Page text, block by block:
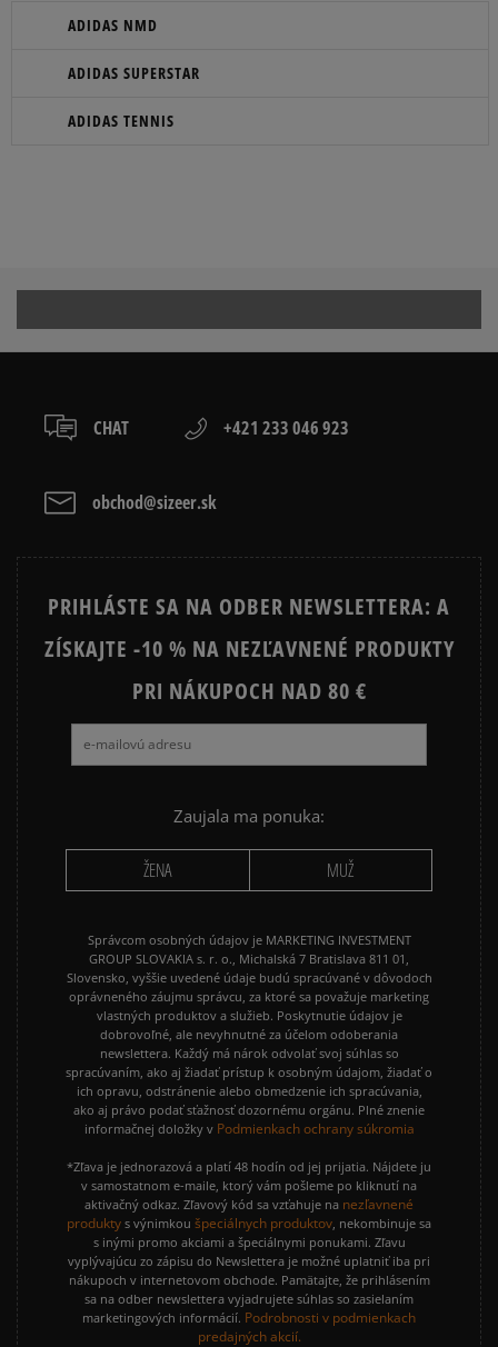
ADIDAS NMD
ADIDAS SUPERSTAR
ADIDAS TENNIS
CHAT +421 233 046 923
obchod@sizeer.sk
PRIHLÁSTE SA NA ODBER NEWSLETTERA: A
ZÍSKAJTE -10 % NA NEZĽAVNENÉ PRODUKTY
PRI NÁKUPOCH NAD 80 €
Zaujala ma ponuka:
ŽENA MUŽ
Správcom osobných údajov je MARKETING INVESTMENT
GROUP SLOVAKIA s. r. o., Michalská 7 Bratislava 811 01,
Slovensko, vyššie uvedené údaje budú spracúvané v dôvodoch
oprávneného záujmu správcu, za ktoré sa považuje marketing
vlastných produktov a služieb. Poskytnutie údajov je
dobrovoľné, ale nevyhnutné za účelom odoberania
newslettera. Každý má nárok odvolať svoj súhlas so
spracúvaním, ako aj žiadať prístup k osobným údajom, žiadať o
ich opravu, odstránenie alebo obmedzenie ich spracúvania,
ako aj právo podať sťažnosť dozornému orgánu. Plné znenie
informačnej doložky v Podmienkach ochrany súkromia
*Zľava je jednorazová a platí 48 hodín od jej prijatia. Nájdete ju
v samostatnom e-maile, ktorý vám pošleme po kliknutí na
aktivačný odkaz. Zľavový kód sa vzťahuje na nezľavnené
produkty s výnimkou špeciálnych produktov , nekombinuje sa
s inými promo akciami a špeciálnymi ponukami. Zľavu
vyplývajúcu zo zápisu do Newslettera je možné uplatniť iba pri
nákupoch v internetovom obchode. Pamätajte, že prihlásením
sa na odber newslettera vyjadrujete súhlas so zasielaním
marketingových informácií. Podrobnosti v podmienkach
predajných akcií.